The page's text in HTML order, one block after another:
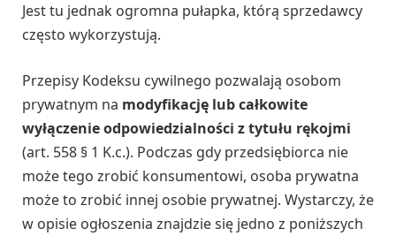
Jest tu jednak ogromna pułapka, którą sprzedawcy
często wykorzystują.
Przepisy Kodeksu cywilnego pozwalają osobom
prywatnym na modyfikację lub całkowite
wyłączenie odpowiedzialności z tytułu rękojmi
(art. 558 § 1 K.c.). Podczas gdy przedsiębiorca nie
może tego zrobić konsumentowi, osoba prywatna
może to zrobić innej osobie prywatnej. Wystarczy, że
w opisie ogłoszenia znajdzie się jedno z poniższych